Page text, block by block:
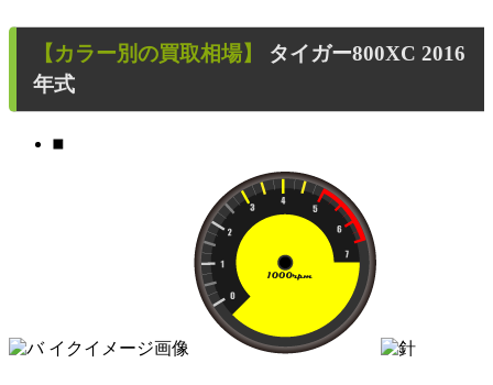
【カラー別の買取相場】 タイガー800XC 2016
年式
■